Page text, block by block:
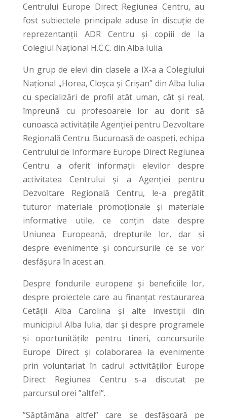
Centrului Europe Direct Regiunea Centru, au
fost subiectele principale aduse în discuție de
reprezentanții ADR Centru și copiii de la
Colegiul Naţional H.C.C. din Alba Iulia.
Un grup de elevi din clasele a IX-a a Colegiului
Naţional „Horea, Cloşca şi Crişan” din Alba Iulia
cu specializări de profil atât uman, cât şi real,
împreună cu profesoarele lor au dorit să
cunoască activitățile Agenției pentru Dezvoltare
Regională Centru. Bucuroasă de oaspeți, echipa
Centrului de Informare Europe Direct Regiunea
Centru a oferit informaţii elevilor despre
activitatea Centrului şi a Agenţiei pentru
Dezvoltare Regională Centru, le-a pregătit
tuturor materiale promoţionale şi materiale
informative utile, ce conțin date despre
Uniunea Europeană, drepturile lor, dar și
despre evenimente și concursurile ce se vor
desfășura în acest an.
Despre fondurile europene și beneficiile lor,
despre proiectele care au finanțat restaurarea
Cetății Alba Carolina și alte investiţii din
municipiul Alba Iulia, dar și despre programele
și oportunitățile pentru tineri, concursurile
Europe Direct și colaborarea la evenimente
prin voluntariat în cadrul activităților Europe
Direct Regiunea Centru s-a discutat pe
parcursul orei ”altfel”.
”Săptămâna altfel” care se desfăşoară pe